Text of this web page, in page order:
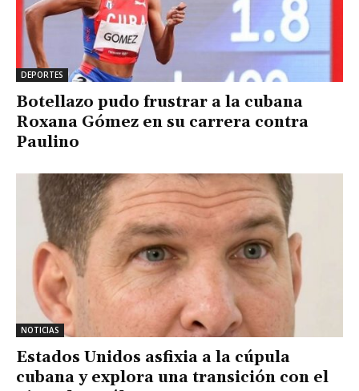
DEPORTES
Botellazo pudo frustrar a la cubana
Roxana Gómez en su carrera contra
Paulino
NOTICIAS
Estados Unidos asfixia a la cúpula
cubana y explora una transición con el